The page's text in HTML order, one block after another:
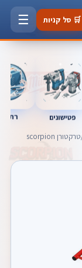
🛒 סל קניות ☰
פטישונים
› סטנד הידראולי לאופנוע/טרקטורן scorpion